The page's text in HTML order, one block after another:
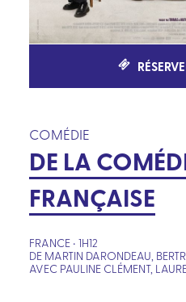
COMÉDIE
DE LA
FRANÇAISE
FRANCE • 1H12
DE MARTIN DARONDEAU,
AVEC PAULINE CLÉMENT,